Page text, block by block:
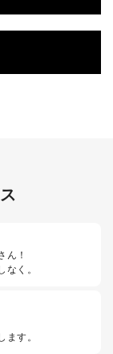
ん！
く。
ます。